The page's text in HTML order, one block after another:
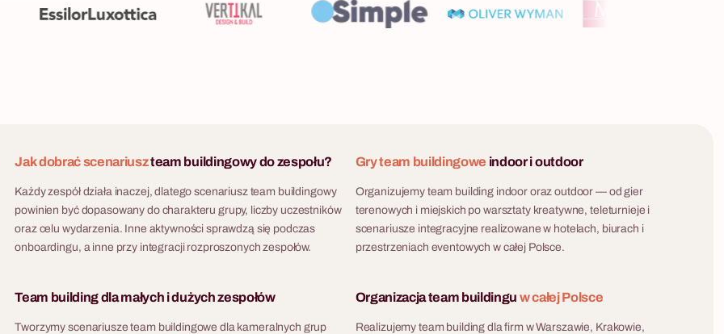
Jak dobrać scenariuszteam buildingowy do zespołu?
Każdy zespół działa inaczej, dlatego scenariusz team buildingowy
powinien być dopasowany do charakteru grupy, liczby uczestników
oraz celu wydarzenia. Inne aktywności sprawdzą się podczas
onboardingu, a inne przy integracji rozproszonych zespołów.
Gry team buildingowe indoor i outdoor
Organizujemy team building indoor oraz outdoor — od gier
terenowych i miejskich po warsztaty kreatywne, teleturnieje i
scenariusze integracyjne realizowane w hotelach, biurach i
przestrzeniach eventowych w całej Polsce.
Team building dla małych i dużych zespołów
Tworzymy scenariusze team buildingowe dla kameralnych grup
Organizacja team buildingu w całej Polsce
Realizujemy team building dla firm w Warszawie, Krakowie,